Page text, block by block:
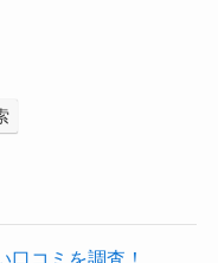
口コミを調査！